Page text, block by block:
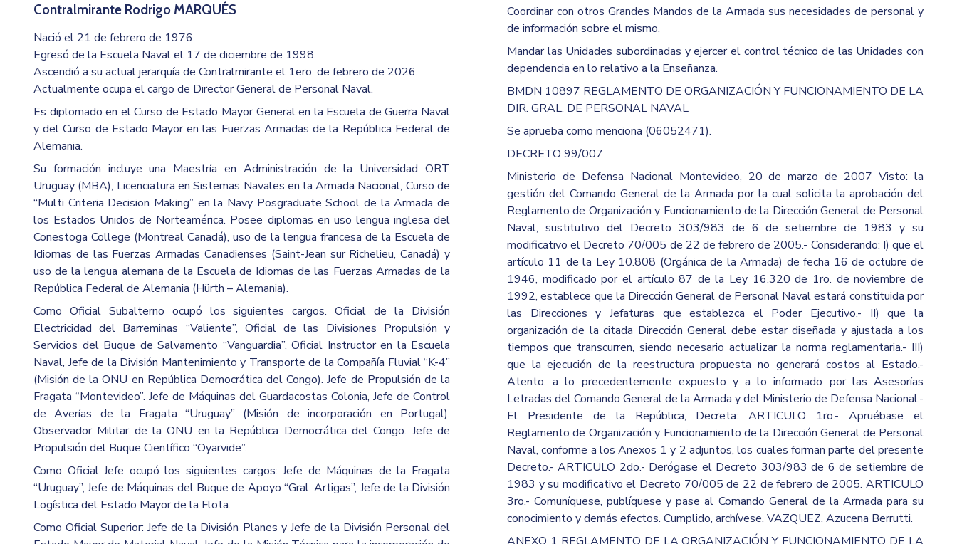
Contralmirante Rodrigo MARQUÉS
Nació el 21 de febrero de 1976.
Egresó de la Escuela Naval el 17 de diciembre de 1998.
Ascendió a su actual jerarquía de Contralmirante el 1ero. de febrero de 2026.
Actualmente ocupa el cargo de Director General de Personal Naval.
Es diplomado en el Curso de Estado Mayor General en la Escuela de Guerra Naval
y del Curso de Estado Mayor en las Fuerzas Armadas de la República Federal de
Alemania.
Su formación incluye una Maestría en Administración de la Universidad ORT
Uruguay (MBA), Licenciatura en Sistemas Navales en la Armada Nacional, Curso de
“Multi Criteria Decision Making” en la Navy Posgraduate School de la Armada de
los Estados Unidos de Norteamérica. Posee diplomas en uso lengua inglesa del
Conestoga College (Montreal Canadá), uso de la lengua francesa de la Escuela de
Idiomas de las Fuerzas Armadas Canadienses (Saint-Jean sur Richelieu, Canadá) y
uso de la lengua alemana de la Escuela de Idiomas de las Fuerzas Armadas de la
República Federal de Alemania (Hürth – Alemania).
Como Oficial Subalterno ocupó los siguientes cargos. Oficial de la División
Electricidad del Barreminas “Valiente”, Oficial de las Divisiones Propulsión y
Servicios del Buque de Salvamento “Vanguardia”, Oficial Instructor en la Escuela
Naval, Jefe de la División Mantenimiento y Transporte de la Compañía Fluvial “K-4”
(Misión de la ONU en República Democrática del Congo). Jefe de Propulsión de la
Fragata “Montevideo”. Jefe de Máquinas del Guardacostas Colonia, Jefe de Control
de Averías de la Fragata “Uruguay” (Misión de incorporación en Portugal).
Observador Militar de la ONU en la República Democrática del Congo. Jefe de
Propulsión del Buque Científico “Oyarvide”.
Como Oficial Jefe ocupó los siguientes cargos: Jefe de Máquinas de la Fragata
“Uruguay”, Jefe de Máquinas del Buque de Apoyo “Gral. Artigas”, Jefe de la División
Logística del Estado Mayor de la Flota.
Como Oficial Superior: Jefe de la División Planes y Jefe de la División Personal del
Coordinar con otros Grandes Mandos de la Armada sus necesidades de personal y
de información sobre el mismo.
Mandar las Unidades subordinadas y ejercer el control técnico de las Unidades con
dependencia en lo relativo a la Enseñanza.
BMDN 10897 REGLAMENTO DE ORGANIZACIÓN Y FUNCIONAMIENTO DE LA
DIR. GRAL. DE PERSONAL NAVAL
Se aprueba como menciona (06052471).
DECRETO 99/007
Ministerio de Defensa Nacional Montevideo, 20 de marzo de 2007 Visto: la
gestión del Comando General de la Armada por la cual solicita la aprobación del
Reglamento de Organización y Funcionamiento de la Dirección General de Personal
Naval, sustitutivo del Decreto 303/983 de 6 de setiembre de 1983 y su
modificativo el Decreto 70/005 de 22 de febrero de 2005.- Considerando: I) que el
artículo 11 de la Ley 10.808 (Orgánica de la Armada) de fecha 16 de octubre de
1946, modificado por el artículo 87 de la Ley 16.320 de 1ro. de noviembre de
1992, establece que la Dirección General de Personal Naval estará constituida por
las Direcciones y Jefaturas que establezca el Poder Ejecutivo.- II) que la
organización de la citada Dirección General debe estar diseñada y ajustada a los
tiempos que transcurren, siendo necesario actualizar la norma reglamentaria.- III)
que la ejecución de la reestructura propuesta no generará costos al Estado.-
Atento: a lo precedentemente expuesto y a lo informado por las Asesorías
Letradas del Comando General de la Armada y del Ministerio de Defensa Nacional.-
El Presidente de la República, Decreta: ARTICULO 1ro.- Apruébase el
Reglamento de Organización y Funcionamiento de la Dirección General de Personal
Naval, conforme a los Anexos 1 y 2 adjuntos, los cuales forman parte del presente
Decreto.- ARTICULO 2do.- Derógase el Decreto 303/983 de 6 de setiembre de
1983 y su modificativo el Decreto 70/005 de 22 de febrero de 2005. ARTICULO
3ro.- Comuníquese, publíquese y pase al Comando General de la Armada para su
conocimiento y demás efectos. Cumplido, archívese. VAZQUEZ, Azucena Berrutti.